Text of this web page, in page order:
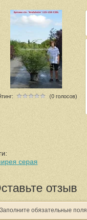
(0 голосов)
серая
отзыв
Заполните обязательные поля